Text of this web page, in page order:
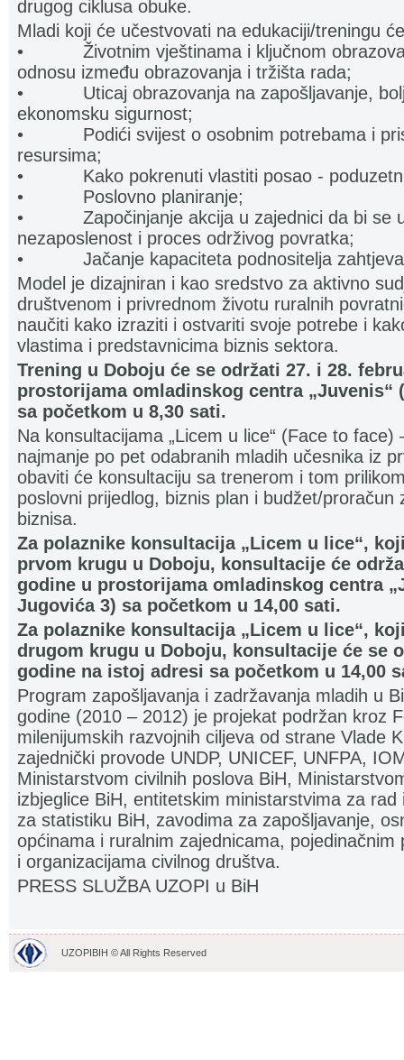
drugog ciklusa obuke.
Mladi koji će učestvovati na edukaciji/treningu
• Životnim vještinama i ključnom
odnosu između obrazovanja i tržišta rada;
• Uticaj obrazovanja na zapošljavanje,
ekonomsku sigurnost;
• Podići svijest o osobnim potrebama i
resursima;
• Kako pokrenuti vlastiti posao -
• Poslovno planiranje;
• Započinjanje akcija u zajednici da bi se
nezaposlenost i proces održivog povratka;
• Jačanje kapaciteta podnositelja zahtjeva
Model je dizajniran i kao sredstvo za aktivno
društvenom i privrednom životu ruralnih
naučiti kako izraziti i ostvariti svoje potrebe i
vlastima i predstavnicima biznis sektora.
Trening u Doboju će se održati 27. i 28.
prostorijama omladinskog centra „Juvenis“
sa početkom u 8,30 sati.
Na konsultacijama „Licem u lice“ (Face to
najmanje po pet odabranih mladih učesnika iz
obaviti će konsultaciju sa trenerom i tom
poslovni prijedlog, biznis plan i budžet/proračun
biznisa.
Za polaznike konsultacija „Licem u lice“,
prvom krugu u Doboju, konsultacije će
godine u prostorijama omladinskog centra
Jugovića 3) sa početkom u 14,00 sati.
Za polaznike konsultacija „Licem u lice“,
drugom krugu u Doboju, konsultacije će se
godine na istoj adresi sa početkom u 14,00
Program zapošljavanja i zadržavanja mladih u
godine (2010 – 2012) je projekat podržan kroz
milenijumskih razvojnih ciljeva od strane Vlade
zajednički provode UNDP, UNICEF, UNFPA,
Ministarstvom civilnih poslova BiH,
izbjeglice BiH, entitetskim ministarstvima za
za statistiku BiH, zavodima za zapošljavanje,
općinama i ruralnim zajednicama,
i organizacijama civilnog društva.
PRESS SLUŽBA UZOPI u BiH
UZOPIBIH © All Rights Reserved